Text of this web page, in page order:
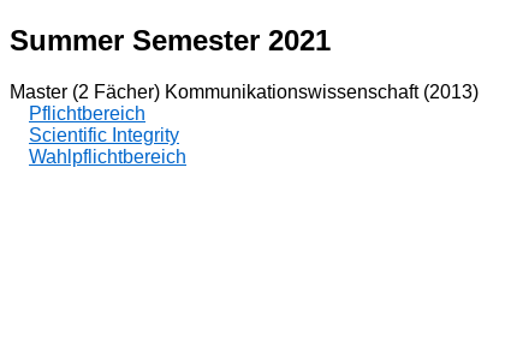
Summer Semester 2021
Master (2 Fächer) Kommunikationswissenschaft (2013)
Pflichtbereich
Scientific Integrity
Wahlpflichtbereich